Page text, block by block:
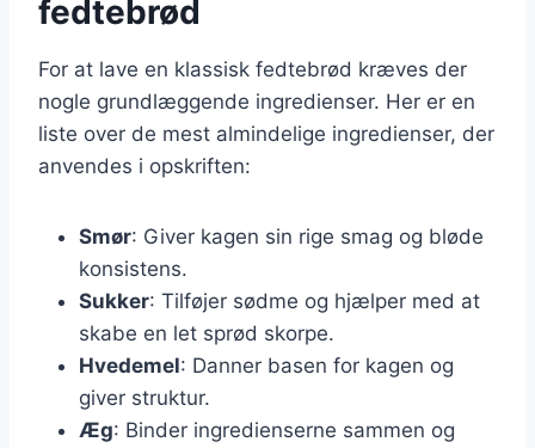
fedtebrød
For at lave en klassisk fedtebrød kræves der
nogle grundlæggende ingredienser. Her er en
liste over de mest almindelige ingredienser, der
anvendes i opskriften:
Smør: Giver kagen sin rige smag og bløde
konsistens.
Sukker: Tilføjer sødme og hjælper med at
skabe en let sprød skorpe.
Hvedemel: Danner basen for kagen og
giver struktur.
Æg: Binder ingredienserne sammen og